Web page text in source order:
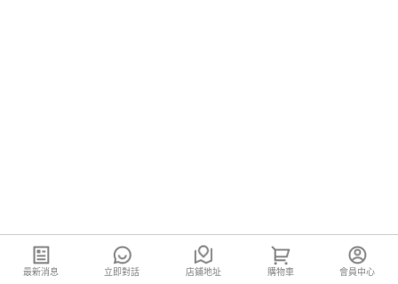
最新消息 立即對話 店鋪地址 購物車 會員中心